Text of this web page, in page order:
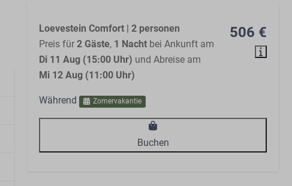
506 €
Loevestein Comfort | 2 personen
Preis für 2 Gäste, 1 Nacht bei Ankunft am
Di 11 Aug (15:00 Uhr) und Abreise am
Mi 12 Aug (11:00 Uhr)
Während Zomervakantie
Buchen